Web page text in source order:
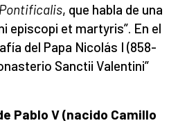
, que habla de una
episcopi et martyris”. En el
del Papa Nicolás I (858-
Sanctii Valentini”
Pablo V (nacido Camillo